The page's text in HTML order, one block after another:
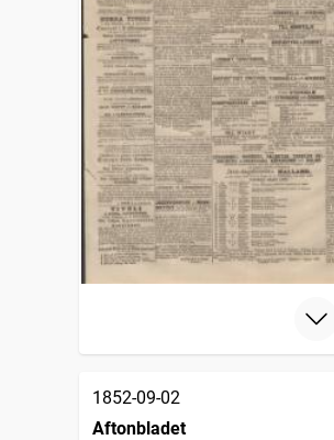
1852-09-02
Aftonbladet